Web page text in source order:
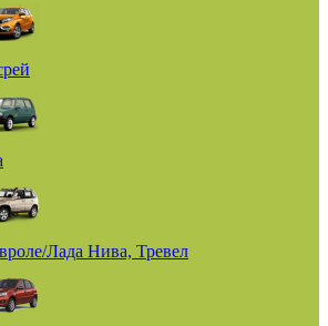
Лада Нива, Тревел